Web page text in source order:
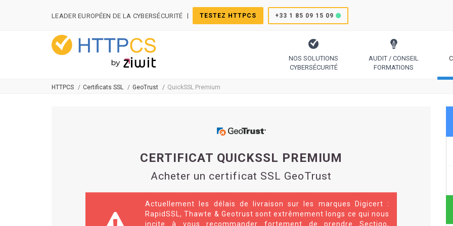
LEADER EUROPÉEN DE LA CYBERSÉCURITÉ | TESTEZ HTTPCS +33 1 85 09 15 09
NOS SOLUTIONS
CYBERSÉCURITÉ
AUDIT / CONSEIL
FORMATIONS
HTTPCS Certificats SSL GeoTrust QuickSSL Premium
CERTIFICAT QUICKSSL PREMIUM
Acheter un certificat SSL GeoTrust
Actuellement les délais de livraison sur les marques Digicert :
RapidSSL, Thawte & Geotrust sont extrêmement longs ce qui nous
incite à vous recommander fortement de prendre Sectigo,